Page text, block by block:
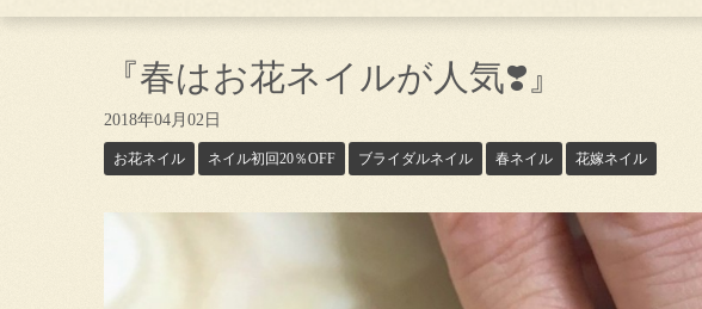
『春はお花ネイルが人気❣️』
2018年04月02日
お花ネイル ネイル初回20％OFF ブライダルネイル 春ネイル 花嫁ネイル